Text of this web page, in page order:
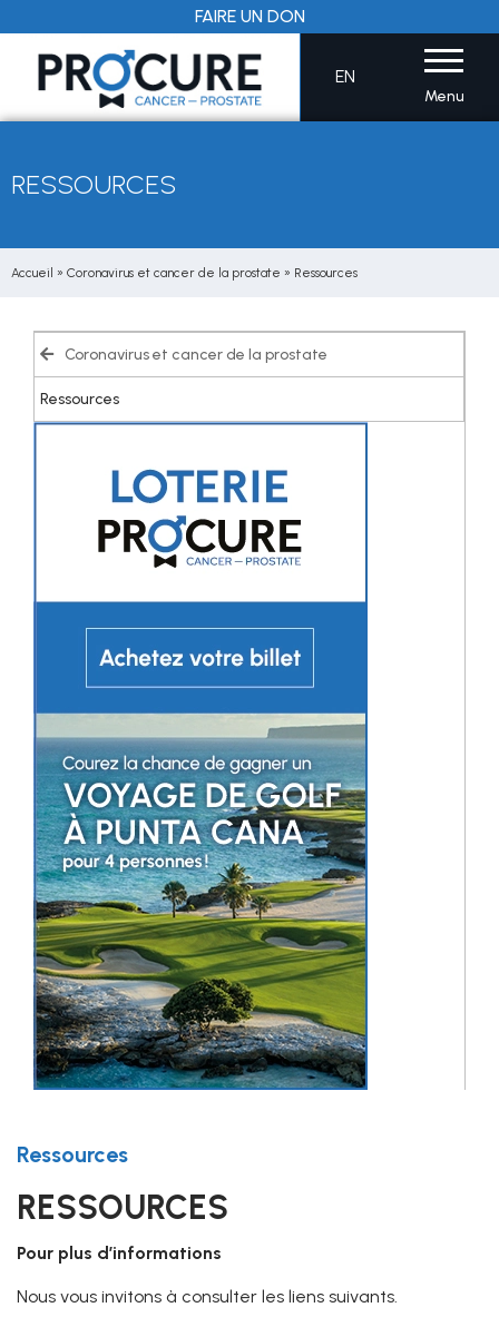
au
contenu
FAIRE UN DON
EN
Menu
RESSOURCES
Accueil » Coronavirus et cancer de la prostate » Ressources
Coronavirus et cancer de la prostate
Ressources
Ressources
RESSOURCES
Pour plus d’informations
Nous vous invitons à consulter les liens suivants.